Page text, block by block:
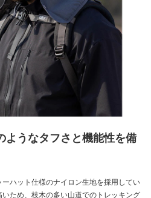
ようなタフさと機能性を備
ハット仕様のナイロン生地を採用してい
ため、枝木の多い山道でのトレッキング